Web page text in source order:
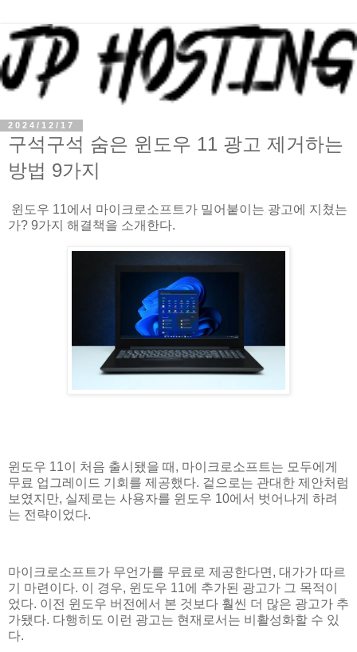
2024/12/17
구석구석 숨은 윈도우 11 광고 제거하는
방법 9가지
윈도우 11에서 마이크로소프트가 밀어붙이는 광고에 지쳤는
가? 9가지 해결책을 소개한다.
윈도우 11이 처음 출시됐을 때, 마이크로소프트는 모두에게
무료 업그레이드 기회를 제공했다. 겉으로는 관대한 제안처럼
보였지만, 실제로는 사용자를 윈도우 10에서 벗어나게 하려
는 전략이었다.
마이크로소프트가 무언가를 무료로 제공한다면, 대가가 따르
기 마련이다. 이 경우, 윈도우 11에 추가된 광고가 그 목적이
었다. 이전 윈도우 버전에서 본 것보다 훨씬 더 많은 광고가 추
가됐다. 다행히도 이런 광고는 현재로서는 비활성화할 수 있
다.